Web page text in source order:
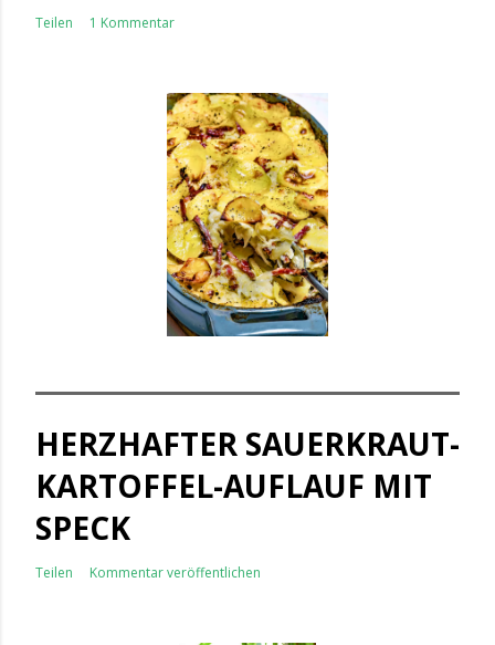
Teilen 1 Kommentar
HERZHAFTER SAUERKRAUT-
KARTOFFEL-AUFLAUF MIT
SPECK
Teilen Kommentar veröffentlichen